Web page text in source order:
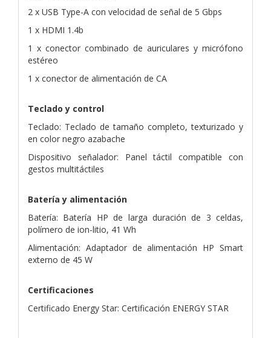
2 x USB Type-A con velocidad de señal de 5 Gbps
1 x HDMI 1.4b
1 x conector combinado de auriculares y micrófono
estéreo
1 x conector de alimentación de CA
Teclado y control
Teclado: Teclado de tamaño completo, texturizado y
en color negro azabache
Dispositivo señalador: Panel táctil compatible con
gestos multitáctiles
Batería y alimentación
Batería: Batería HP de larga duración de 3 celdas,
polímero de ion-litio, 41 Wh
Alimentación: Adaptador de alimentación HP Smart
externo de 45 W
Certificaciones
Certificado Energy Star: Certificación ENERGY STAR